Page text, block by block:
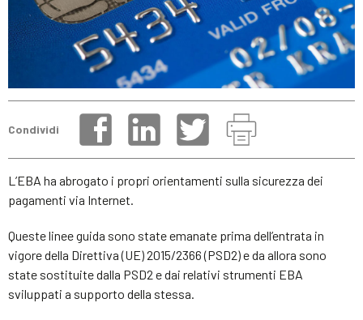
Condividi
L’EBA ha abrogato i propri orientamenti sulla sicurezza dei
pagamenti via Internet.
Queste linee guida sono state emanate prima dell’entrata in
vigore della Direttiva (UE) 2015/2366 (PSD2) e da allora sono
state sostituite dalla PSD2 e dai relativi strumenti EBA
sviluppati a supporto della stessa.